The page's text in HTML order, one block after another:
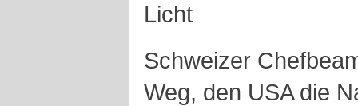
Licht
Schweizer
Weg, den USA die